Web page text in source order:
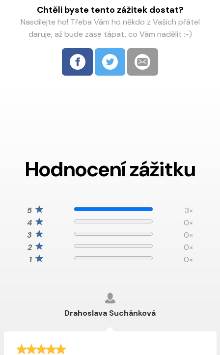
Chtěli byste tento zážitek dostat?
Nasdílejte ho! Třeba Vám ho někdo z Vašich přátel
daruje, až bude zase tápat, co Vám nadělit :-)
Hodnocení zážitku
3×
0×
0×
0×
0×
Drahoslava Suchánková